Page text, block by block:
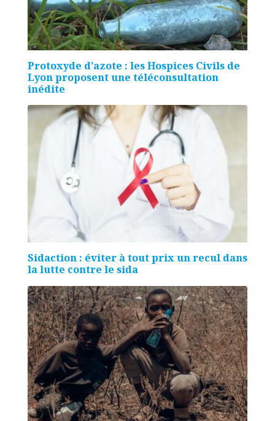
Protoxyde d’azote : les Hospices Civils de
Lyon proposent une téléconsultation
inédite
Sidaction : éviter à tout prix un recul dans
la lutte contre le sida